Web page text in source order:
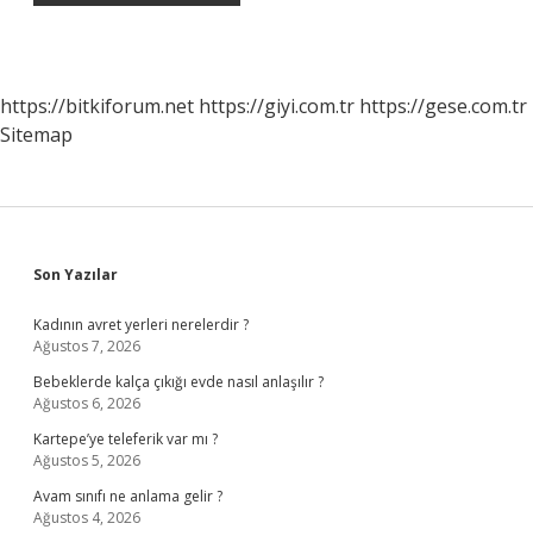
https://bitkiforum.net https://giyi.com.tr https://gese.com.tr
Sitemap
Sidebar
Son Yazılar
Kadının avret yerleri nerelerdir ?
Ağustos 7, 2026
Bebeklerde kalça çıkığı evde nasıl anlaşılır ?
Ağustos 6, 2026
Kartepe’ye teleferik var mı ?
Ağustos 5, 2026
Avam sınıfı ne anlama gelir ?
Ağustos 4, 2026